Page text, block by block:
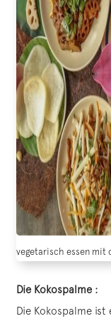
vegetarisch essen mit
Die Kokospalme :
Die Kokospalme